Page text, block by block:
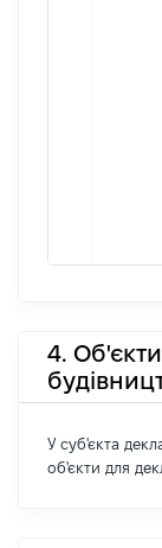
4.
У суб'єкта
об'єкти для